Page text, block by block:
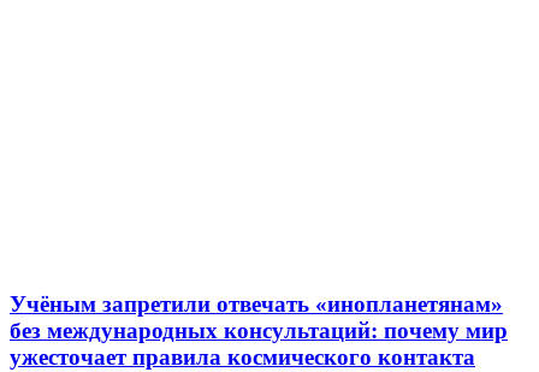
Учёным запретили отвечать «инопланетянам»
без международных консультаций: почему мир
ужесточает правила космического контакта